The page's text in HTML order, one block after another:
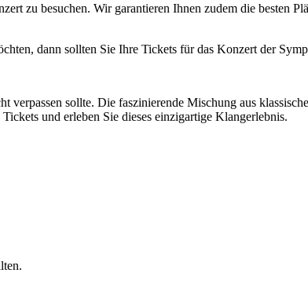
zu besuchen. Wir garantieren Ihnen zudem die besten
dann sollten Sie Ihre Tickets für das Konzert der
sollte. Die faszinierende Mischung aus
und erleben Sie dieses einzigartige Klangerlebnis.